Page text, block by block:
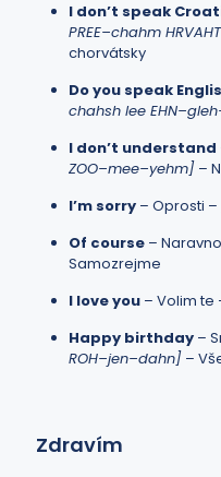
I don’t speak
PREE–chahm
chorvátsky
Do you speak
chahsh lee
I don’t understand
ZOO–mee–yehm] –
I’m sorry – Oprosti –
Of course –
Samozrejme
I love you – Volim te
Happy birthday –
ROH–jen–dahn] –
Zdravím